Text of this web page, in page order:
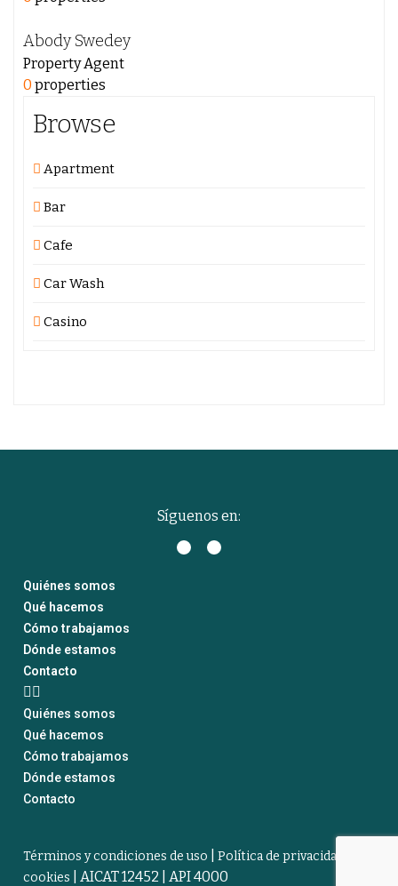
Abody Swedey
Property Agent
0 properties
Browse
Apartment
Bar
Cafe
Car Wash
Casino
Síguenos en:
Quiénes somos
Qué hacemos
Cómo trabajamos
Dónde estamos
Contacto
Quiénes somos
Qué hacemos
Cómo trabajamos
Dónde estamos
Contacto
Términos y condiciones de uso
Política de privacidad y
cookies
| AICAT 12452 | API 4000